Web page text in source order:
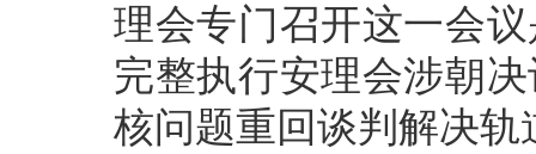
理会专门召开这一会
完整执行安理会涉朝
核问题重回谈判解决轨